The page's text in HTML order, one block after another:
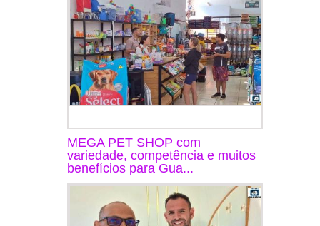
MEGA PET SHOP com
variedade, competência e muitos
benefícios para Gua...